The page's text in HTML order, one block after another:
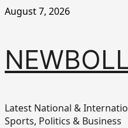
Skip
August 7, 2026
Latest National &
Sports, Politics & Business